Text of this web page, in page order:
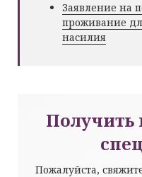
Заявление на
проживание
насилия
Получить
Пожалуйста,